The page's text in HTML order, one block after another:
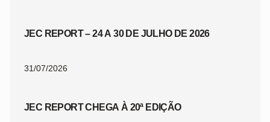
JEC REPORT – 24 A 30 DE JULHO DE 2026
31/07/2026
JEC REPORT CHEGA À 20ª EDIÇÃO